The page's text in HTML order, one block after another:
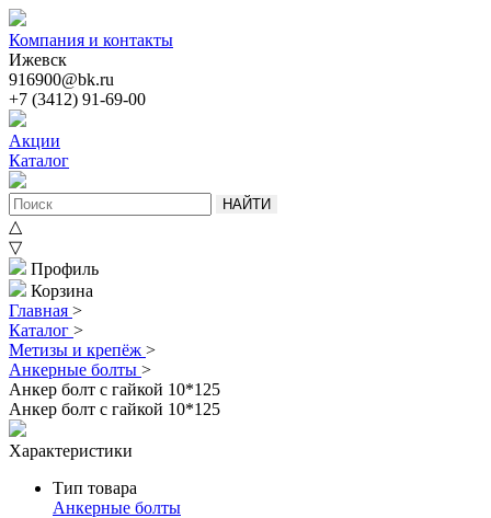
Компания и контакты
Ижевск
916900@bk.ru
+7 (3412) 91-69-00
Акции
Каталог
НАЙТИ
△
▽
Профиль
Корзина
Главная >
Каталог >
Метизы и крепёж >
Анкерные болты >
Анкер болт с гайкой 10*125
Анкер болт с гайкой 10*125
Характеристики
Тип товара
Анкерные болты